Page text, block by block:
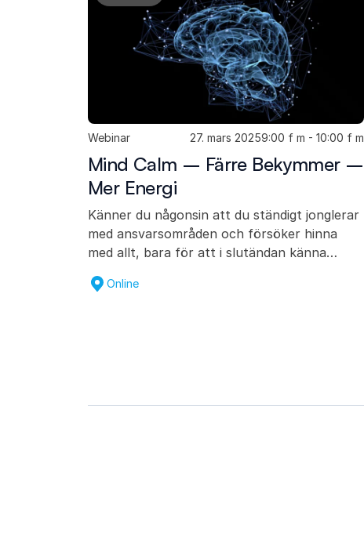
Webinar 27. mars 20259:00 f m - 10:00 f m
Mind Calm – Färre Bekymmer –
Mer Energi
Känner du någonsin att du ständigt jonglerar
med ansvarsområden och försöker hinna
med allt, bara för att i slutändan känna…
Online